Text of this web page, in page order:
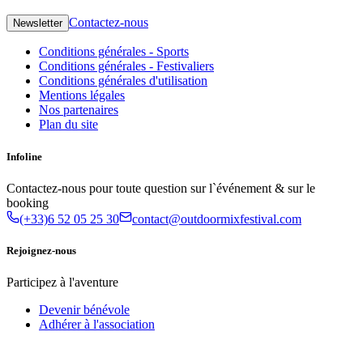
Newsletter Contactez-nous
Conditions générales - Sports
Conditions générales - Festivaliers
Conditions générales d'utilisation
Mentions légales
Nos partenaires
Plan du site
Infoline
Contactez-nous pour toute question sur l`événement & sur le
booking
(+33)6 52 05 25 30
contact@outdoormixfestival.com
Rejoignez-nous
Participez à l'aventure
Devenir bénévole
Adhérer à l'association